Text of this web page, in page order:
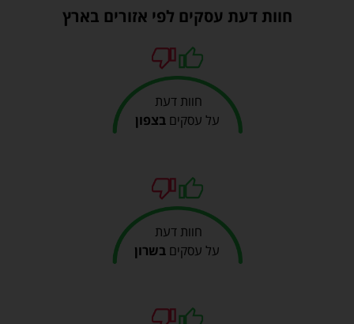
חוות דעת עסקים לפי אזורים בארץ
חוות דעת
על עסקיםבצפון
חוות דעת
על עסקים בשרון